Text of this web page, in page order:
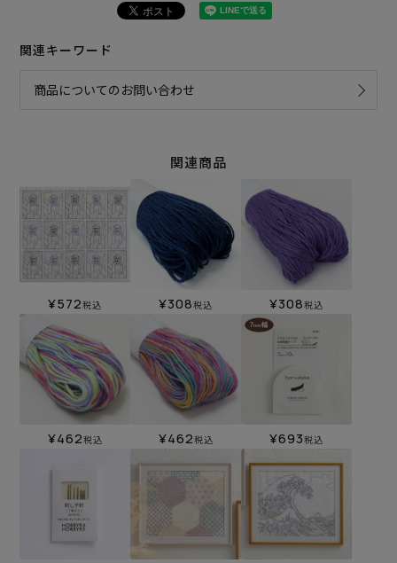
関連キーワード
商品についてのお問い合わせ
関連商品
¥572税込 ¥308税込 ¥308税込
¥462税込 ¥462税込 ¥693税込